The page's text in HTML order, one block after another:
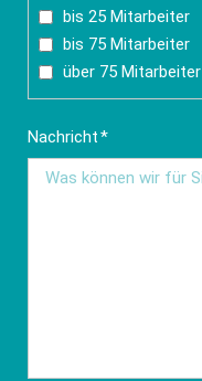
bis 25 Mitarbeiter
bis 75 Mitarbeiter
über 75 Mitarbeiter
Pflichtfeld
Nachricht*